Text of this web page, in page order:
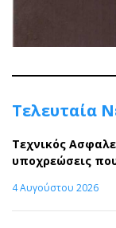
Τελευταία
Τεχνικός
υποχρεώσεις
4 Αυγούστου 2026